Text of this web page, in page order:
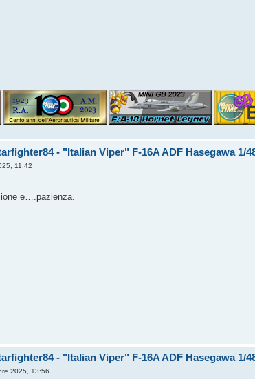
- "Italian Viper" F-16A ADF Hasegawa 1/
11:42
e….pazienza.
- "Italian Viper" F-16A ADF Hasegawa 1/
2025, 13:56